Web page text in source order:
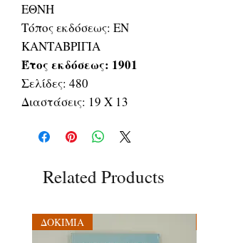
ΕΘΝΗ
Τόπος εκδόσεως: ΕΝ
ΚΑΝΤΑΒΡΙΓΙΑ
Έτος εκδόσεως: 1901
Σελίδες: 480
Διαστάσεις: 19 Χ 13
Related Products
ΔΟΚΙΜΙΑ